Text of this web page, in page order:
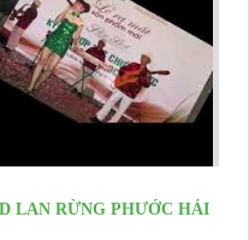
LAN RỪNG PHƯỚC HẢI